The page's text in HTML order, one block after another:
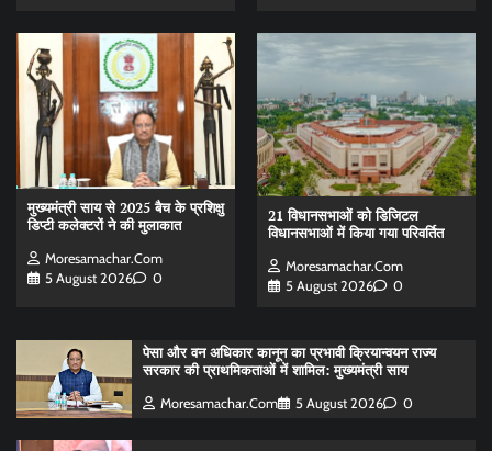
मुख्यमंत्री साय से 2025 बैच के प्रशिक्षु
डिप्टी कलेक्टरों ने की मुलाकात
Moresamachar.com
5 August 2026
0
21 विधानसभाओं को डिजिटल
विधानसभाओं में किया गया परिवर्तित
Moresamachar.com
5 August 2026
0
पेसा और वन अधिकार कानून का प्रभावी क्रियान्वयन राज्य
सरकार की प्राथमिकताओं में शामिल: मुख्यमंत्री साय
Moresamachar.com 5 August 2026 0